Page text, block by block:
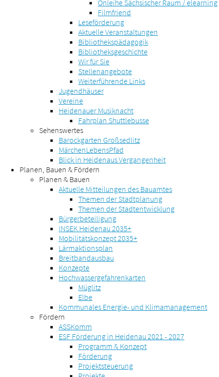
Onleihe Sächsischer Raum / elearning
Filmfriend
Leseförderung
Aktuelle Veranstaltungen
Bibliothekspädagogik
Bibliotheksgeschichte
Wir für Sie
Stellenangebote
Weiterführende Links
Jugendhäuser
Vereine
Heidenauer Musiknacht
Fahrplan Shuttlebusse
Sehenswertes
Barockgarten Großsedlitz
MärchenLebensPfad
Blick in Heidenaus Vergangenheit
Planen, Bauen & Fördern
Planen & Bauen
Aktuelle Mitteilungen des Bauamtes
Themen der Stadtplanung
Themen der Stadtentwicklung
Bürgerbeteiligung
INSEK Heidenau 2035+
Mobilitätskonzept 2035+
Lärmaktionsplan
Breitbandausbau
Konzepte
Hochwassergefahrenkarten
Müglitz
Elbe
Kommunales Energie- und Klimamanagement
Fördern
ASSKomm
ESF Förderung in Heidenau 2021 - 2027
Programm & Konzept
Förderung
Projektsteuerung